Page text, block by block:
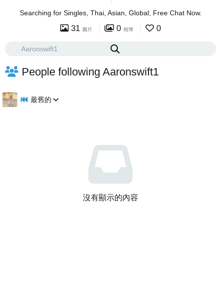
Searching for Singles, Thai, Asian, Global, Free Chat Now.
31 圖片 0 相簿 0
People following Aaronswift1
最舊的
沒有顯示的內容